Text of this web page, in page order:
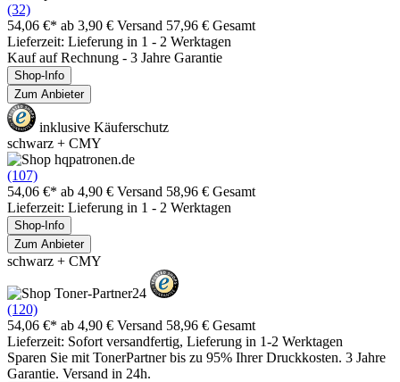
(32)
54,06 €* ab 3,90 € Versand 57,96 € Gesamt
Lieferzeit: Lieferung in 1 - 2 Werktagen
Kauf auf Rechnung - 3 Jahre Garantie
Shop-Info
Zum Anbieter
inklusive Käuferschutz
schwarz + CMY
(107)
54,06 €* ab 4,90 € Versand 58,96 € Gesamt
Lieferzeit: Lieferung in 1 - 2 Werktagen
Shop-Info
Zum Anbieter
schwarz + CMY
(120)
54,06 €* ab 4,90 € Versand 58,96 € Gesamt
Lieferzeit: Sofort versandfertig, Lieferung in 1-2 Werktagen
Sparen Sie mit TonerPartner bis zu 95% Ihrer Druckkosten. 3 Jahre
Garantie. Versand in 24h.